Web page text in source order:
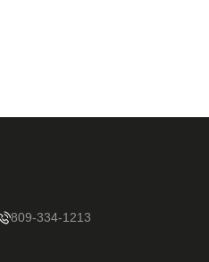
809-334-1213